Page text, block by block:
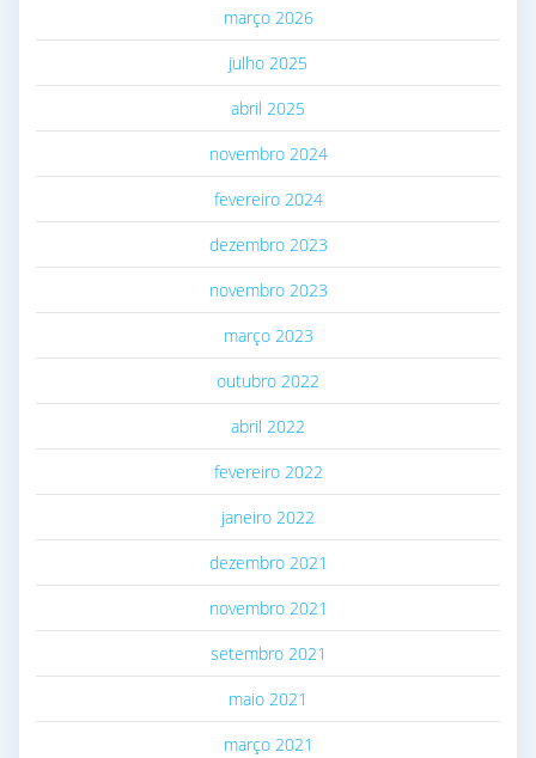
março 2026
julho 2025
abril 2025
novembro 2024
fevereiro 2024
dezembro 2023
novembro 2023
março 2023
outubro 2022
abril 2022
fevereiro 2022
janeiro 2022
dezembro 2021
novembro 2021
setembro 2021
maio 2021
março 2021